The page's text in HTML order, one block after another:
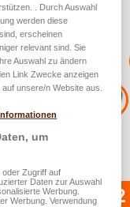
4
2
2
. Durch Auswahl
werden diese
erscheinen
relevant sind. Sie
Auswahl zu ändern
Link Zwecke anzeigen
unsere/n Website aus.
um
oder Zugriff auf
Daten zur Auswahl
Werbung.
Werbung. Verwendung